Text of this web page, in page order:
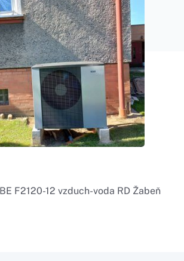
F2120-12 vzduch-voda RD Žabeň